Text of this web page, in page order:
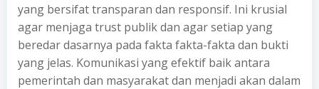
yang bersifat transparan dan responsif. Ini krusial
agar menjaga trust publik dan agar setiap yang
beredar dasarnya pada fakta fakta-fakta dan bukti
yang jelas. Komunikasi yang efektif baik antara
pemerintah dan masyarakat dan menjadi akan dalam